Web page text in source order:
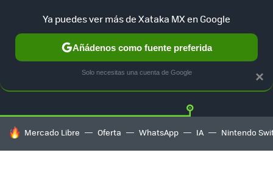
TESLA UBER AUTO ELECTRICO Twitter
HOY SE HABLA DE
Mercado Libre Oferta WhatsApp IA Nintendo
×
Ya puedes ver más de Xataka MX en Google
Añádenos como fuente preferida
Solo necesitas una cuenta de Google